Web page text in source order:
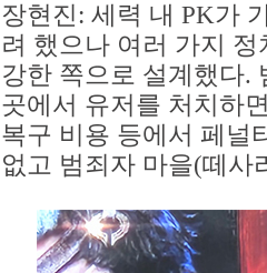
장현진: 세력 내 PK가
려 했으나 여러 가지
강한 쪽으로 설계했다.
곳에서 유저를 처치하
복구 비용 등에서 페널
없고 범죄자 마을(떼사